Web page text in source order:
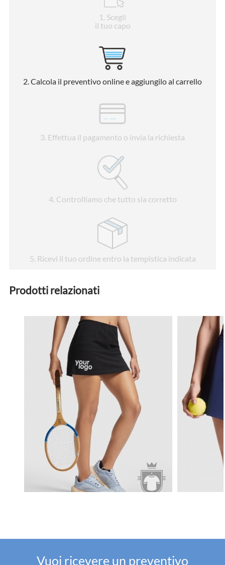
1 . Scegli
il tuo capo
2. Calcola il preventivo online e aggiungilo al carrello
3. Effettua il pagamento o invia la richiesta
4. Controlliamo che tutto sia corretto
5. Ricevi il tuo ordine entro la tempistica indicata
Prodotti relazionati
Vuoi ricevere un preventivo